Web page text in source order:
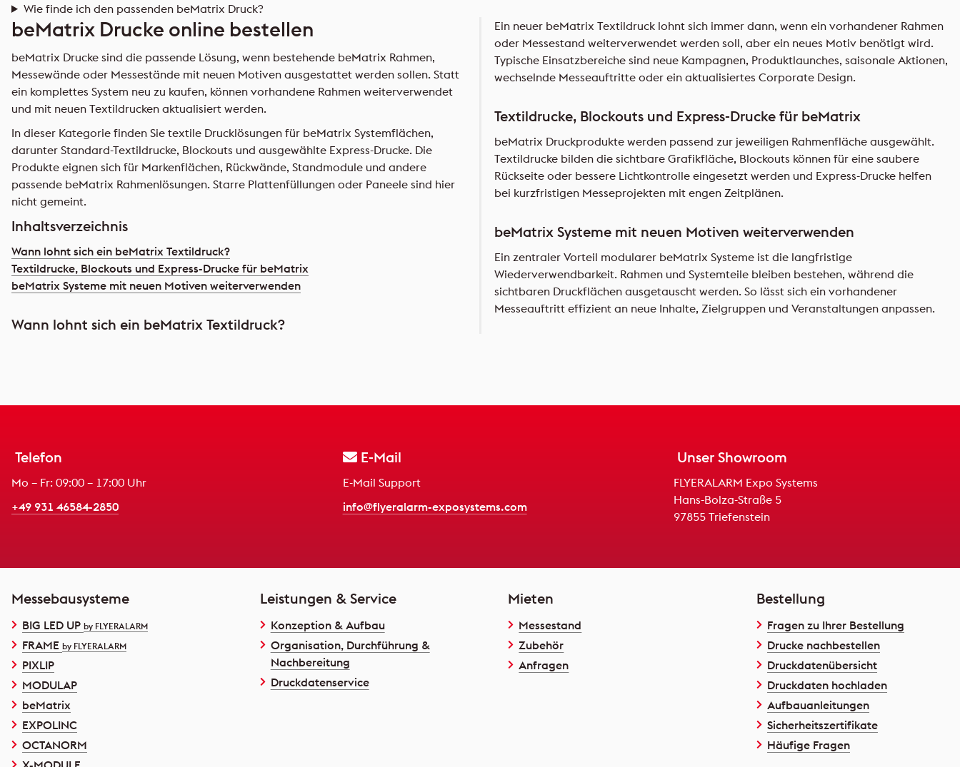
Wie finde ich den passenden beMatrix Druck?
beMatrix Drucke online bestellen
beMatrix Drucke sind die passende Lösung, wenn bestehende beMatrix Rahmen,
Messewände oder Messestände mit neuen Motiven ausgestattet werden sollen. Statt
ein komplettes System neu zu kaufen, können vorhandene Rahmen weiterverwendet
und mit neuen Textildrucken aktualisiert werden.
In dieser Kategorie finden Sie textile Drucklösungen für beMatrix Systemflächen,
darunter Standard-Textildrucke, Blockouts und ausgewählte Express-Drucke. Die
Produkte eignen sich für Markenflächen, Rückwände, Standmodule und andere
passende beMatrix Rahmenlösungen. Starre Plattenfüllungen oder Paneele sind hier
nicht gemeint.
Inhaltsverzeichnis
Wann lohnt sich ein beMatrix Textildruck?
Textildrucke, Blockouts und Express-Drucke für beMatrix
beMatrix Systeme mit neuen Motiven weiterverwenden
Wann lohnt sich ein beMatrix Textildruck?
Ein neuer beMatrix Textildruck lohnt sich immer dann, wenn ein vorhandener Rahmen
oder Messestand weiterverwendet werden soll, aber ein neues Motiv benötigt wird.
Typische Einsatzbereiche sind neue Kampagnen, Produktlaunches, saisonale Aktionen,
wechselnde Messeauftritte oder ein aktualisiertes Corporate Design.
Textildrucke, Blockouts und Express-Drucke für beMatrix
beMatrix Druckprodukte werden passend zur jeweiligen Rahmenfläche ausgewählt.
Textildrucke bilden die sichtbare Grafikfläche, Blockouts können für eine saubere
Rückseite oder bessere Lichtkontrolle eingesetzt werden und Express-Drucke helfen
bei kurzfristigen Messeprojekten mit engen Zeitplänen.
beMatrix Systeme mit neuen Motiven weiterverwenden
Ein zentraler Vorteil modularer beMatrix Systeme ist die langfristige
Wiederverwendbarkeit. Rahmen und Systemteile bleiben bestehen, während die
sichtbaren Druckflächen ausgetauscht werden. So lässt sich ein vorhandener
Messeauftritt effizient an neue Inhalte, Zielgruppen und Veranstaltungen anpassen.
Telefon
Mo – Fr: 09:00 – 17:00 Uhr
+49 931 46584-2850
E-Mail
E-Mail Support
info@flyeralarm-exposystems.com
Unser Showroom
FLYERALARM Expo Systems
Hans-Bolza-Straße 5
97855 Triefenstein
Messebausysteme
BIG LED UP by FLYERALARM
FRAME by FLYERALARM
PIXLIP
MODULAP
beMatrix
EXPOLINC
OCTANORM
Leistungen & Service
Konzeption & Aufbau
Organisation, Durchführung &
Nachbereitung
Druckdatenservice
Mieten
Messestand
Zubehör
Anfragen
Bestellung
Fragen zu Ihrer Bestellung
Drucke nachbestellen
Druckdatenübersicht
Druckdaten hochladen
Aufbauanleitungen
Sicherheitszertifikate
Häufige Fragen